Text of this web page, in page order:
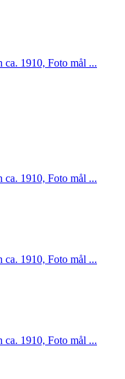
ca. 1910, Foto mål ...
ca. 1910, Foto mål ...
ca. 1910, Foto mål ...
ca. 1910, Foto mål ...